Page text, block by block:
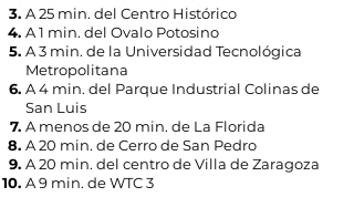
A 25 min. del Centro Histórico
A 1 min. del Ovalo Potosino
A 3 min. de la Universidad Tecnológica
Metropolitana
A 4 min. del Parque Industrial Colinas de
San Luis
A menos de 20 min. de La Florida
A 20 min. de Cerro de San Pedro
A 20 min. del centro de Villa de Zaragoza
A 9 min. de WTC 3